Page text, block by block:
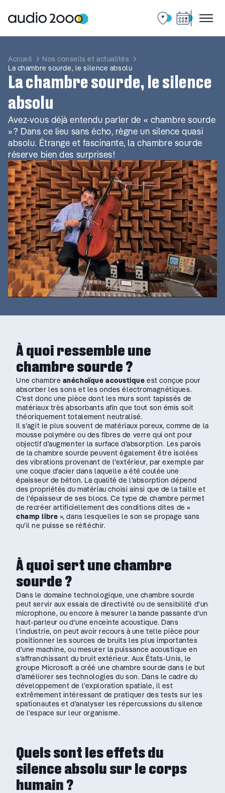
contenu
Accueil
Nos conseils et actualités
La chambre sourde, le silence absolu
La chambre sourde, le silence
absolu
Avez-vous déjà entendu parler de « chambre sourde
» ? Dans ce lieu sans écho, règne un silence quasi
absolu. Étrange et fascinante, la chambre sourde
réserve bien des surprises !
À quoi ressemble une
chambre sourde ?
Une chambre anéchoïque acoustique est conçue pour
absorber les sons et les ondes électromagnétiques.
C’est donc une pièce dont les murs sont tapissés de
matériaux très absorbants afin que tout son émis soit
théoriquement totalement neutralisé.
Il s’agit le plus souvent de matériaux poreux, comme de la
mousse polymère ou des fibres de verre qui ont pour
objectif d’augmenter la surface d’absorption. Les parois
de la chambre sourde peuvent également être isolées
des vibrations provenant de l’extérieur, par exemple par
une coque d’acier dans laquelle a été coulée une
épaisseur de béton. La qualité de l’absorption dépend
des propriétés du matériau choisi ainsi que de la taille et
de l’épaisseur de ses blocs. Ce type de chambre permet
de recréer artificiellement des conditions dites de «
champ libre », dans lesquelles le son se propage sans
qu’il ne puisse se réfléchir.
À quoi sert une chambre
sourde ?
Dans le domaine technologique, une chambre sourde
peut servir aux essais de directivité ou de sensibilité d’un
microphone, ou encore à mesurer la bande passante d’un
haut-parleur ou d’une enceinte acoustique. Dans
l’industrie, on peut avoir recours à une telle pièce pour
positionner les sources de bruits les plus importantes
d’une machine, ou mesurer la puissance acoustique en
s’affranchissant du bruit extérieur. Aux États-Unis, le
groupe Microsoft a créé une chambre sourde dans le but
d’améliorer ses technologies du son. Dans le cadre du
développement de l’exploration spatiale, il est
extrêmement intéressant de pratiquer des tests sur les
spationautes et d’analyser les répercussions du silence
de l’espace sur leur organisme.
Quels sont les effets du
silence absolu sur le corps
humain ?